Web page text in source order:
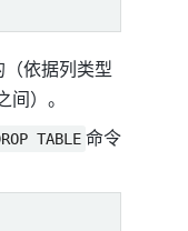
依据列类型
）。
TABLE 命令